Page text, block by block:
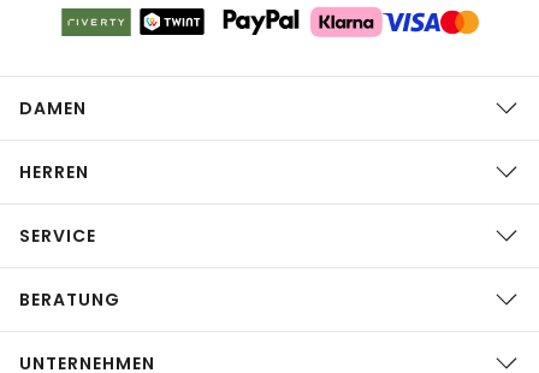
DAMEN
HERREN
SERVICE
BERATUNG
UNTERNEHMEN